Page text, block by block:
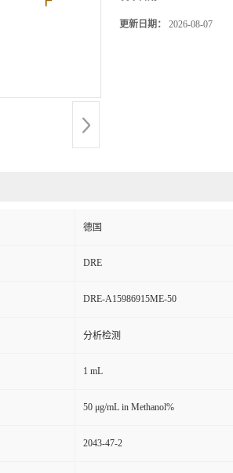
更新日期： 2026-08-07
德国
DRE
DRE-A15986915ME-50
分析检测
1 mL
50 μg/mL in Methanol%
2043-47-2